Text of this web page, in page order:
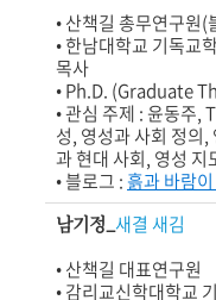
• 산책길 총무연구원(
• 한남대학교 기독교
목사
• Ph.D. (Graduate
• 관심 주제 : 윤동주
성, 영성과 사회 정
과 현대 사회, 영성 지
• 블로그 : 흙과 바람
남기정_ 새결 새김
• 산책길 대표연구원
• 감리교신학대학교